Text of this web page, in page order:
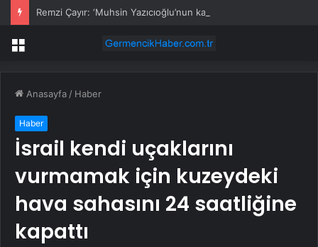
Menü
Anasayfa / Haber
Haber
İsrail kendi uçaklarını
vurmamak için kuzeydeki
hava sahasını 24 saatliğine
kapattı